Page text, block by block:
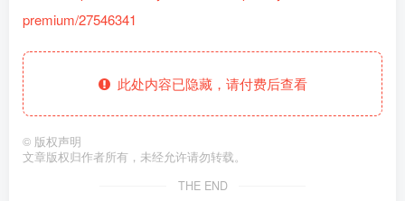
premium/27546341
此处内容已隐藏，请付费后查看
© 版权声明
文章版权归作者所有，未经允许请勿转载。
THE END